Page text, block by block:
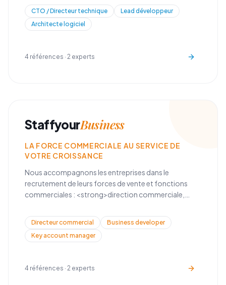
équipes techniques.
CTO / Directeur technique
Lead développeur
Architecte logiciel
4 références · 2 experts
StaffyourBusiness
LA FORCE COMMERCIALE AU SERVICE DE
VOTRE CROISSANCE
Nous accompagnons les entreprises dans le
recrutement de leurs forces de vente et fonctions
commerciales : <strong>direction commerciale,
développement de réseau</strong>.
Directeur commercial
Business developer
Key account manager
4 références · 2 experts